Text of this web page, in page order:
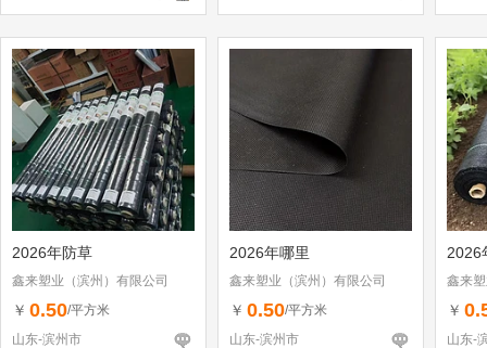
2026年防草
鑫来塑业（滨州）有限公司
￥ 0.50/平方米
山东-滨州市
2026年哪里
鑫来塑业（滨州）有限公司
￥ 0.50/平方米
山东-滨州市
2026
鑫来
￥
山东-